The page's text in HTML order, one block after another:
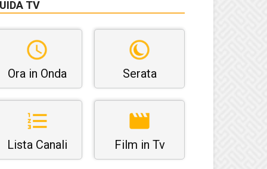
TV
Ora in Onda Serata
Lista Canali Film in Tv